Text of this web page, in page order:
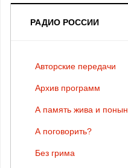
РАДИО РОССИИ
Авторские передачи
Архив программ
А память жива и
А поговорить?
Без грима